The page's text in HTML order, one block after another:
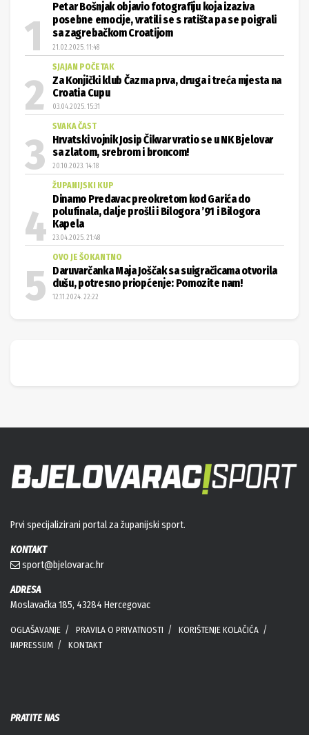
Petar Bošnjak objavio fotografiju koja izaziva
posebne emocije, vratili se s ratišta pa se poigrali
sa zagrebačkom Croatijom
21.02.2025. 11:48
SJAJAN POČETAK
Za Konjički klub Čazma prva, druga i treća mjesta na
Croatia Cupu
03.04.2025. 15:31
SVAKA ČAST
Hrvatski vojnik Josip Čikvar vratio se u NK Bjelovar
sa zlatom, srebrom i broncom!
20.10.2023. 14:18
ŽUPANIJSKI KUP
Dinamo Predavac preokretom kod Garića do
polufinala, dalje prošli i Bilogora ’91 i Bilogora
Kapela
23.04.2025. 21:48
OVO JE ŠOKANTNO
Daruvarčanka Maja Joščak sa suigračicama otvorila
dušu, potresno priopćenje: Pomozite nam!
12.11.2024. 22:22
Prvi specijalizirani portal za županijski sport.
KONTAKT
sport@bjelovarac.hr
ADRESA
Moslavačka 185, 43284 Hercegovac
OGLAŠAVANJE PRAVILA O PRIVATNOSTI
KORIŠTENJE KOLAČIĆA
IMPRESSUM
KONTAKT
PRATITE NAS